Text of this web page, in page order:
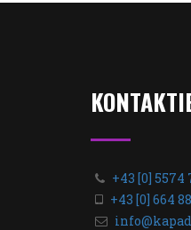
+43 [0] 5574
+43 [0] 664